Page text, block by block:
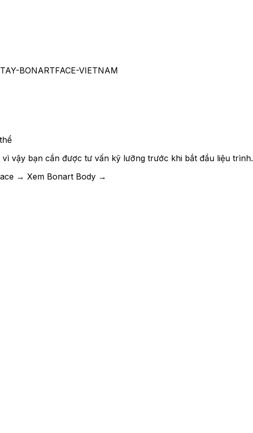
vì vậy bạn cần được tư vấn kỹ lưỡng trước khi bắt đầu liệu trình.
→ Xem Bonart Body →